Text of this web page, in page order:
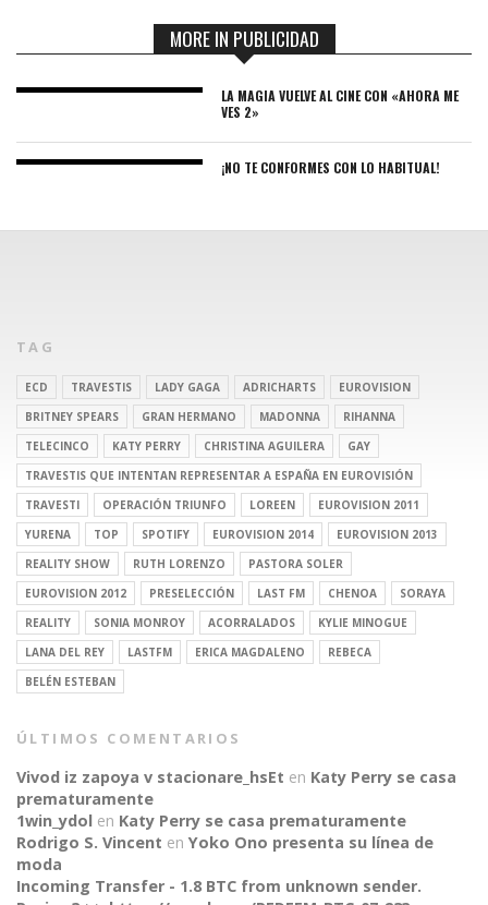
MORE IN PUBLICIDAD
LA MAGIA VUELVE AL CINE CON «AHORA ME
VES 2»
¡NO TE CONFORMES CON LO HABITUAL!
TAG
ECD TRAVESTIS LADY GAGA ADRICHARTS
EUROVISION
BRITNEY SPEARS
GRAN HERMANO MADONNA
RIHANNA
TELECINCO
KATY PERRY CHRISTINA AGUILERA
GAY
TRAVESTIS QUE INTENTAN REPRESENTAR A ESPAÑA EN EUROVISIÓN
TRAVESTI
OPERACIÓN TRIUNFO LOREEN
EUROVISION 2011
YURENA
TOP SPOTIFY EUROVISION 2014
EUROVISION 2013
REALITY SHOW
RUTH LORENZO
PASTORA SOLER
EUROVISION 2012
PRESELECCIÓN LAST FM CHENOA
SORAYA
REALITY
SONIA MONROY ACORRALADOS
KYLIE MINOGUE
LANA DEL REY
LASTFM ERICA MAGDALENO
REBECA
BELÉN ESTEBAN
ÚLTIMOS COMENTARIOS
Vivod iz zapoya v stacionare_hsEt en Katy Perry se casa
prematuramente
1win_ydol en Katy Perry se casa prematuramente
Rodrigo S. Vincent en Yoko Ono presenta su línea de
moda
Incoming Transfer - 1.8 BTC from unknown sender.